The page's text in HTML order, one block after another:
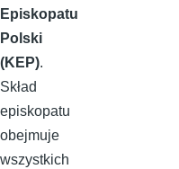
Episkopatu
Polski
(KEP).
Skład
episkopatu
obejmuje
wszystkich